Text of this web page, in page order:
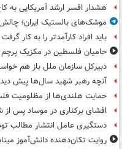
هشدار افسر ارشد آمریکایی به
موشک‌های بالستیک ایران؛ چالش
باید افراد کارآمدتر را به کار گرفت
حامیان فلسطین در مکزیک پرچم
دبیرکل سازمان ملل باز هم
آنچه رهبر شهید سال‌ها پیش
حمایت هلندی‌ها از مظلومیت
افشای برکناری در موساد پس از
دستگیری عامل انتشار مطالب
روایت تکان‌دهنده دانش‌آموز